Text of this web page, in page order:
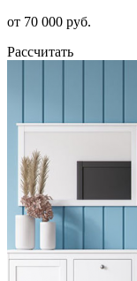
от 70 000 руб.
Рассчитать